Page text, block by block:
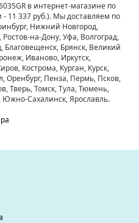
в интернет-магазине по
11 337 руб.). Мы доставляем по
Нижний Новгород,
на-Дону, Уфа, Волгоград,
Благовещенск, Брянск, Великий
Иваново, Иркутск,
Кострома, Курган, Курск,
Оренбург, Пенза, Пермь, Псков,
Тверь, Томск, Тула, Тюмень,
Южно-Сахалинск, Ярославль.